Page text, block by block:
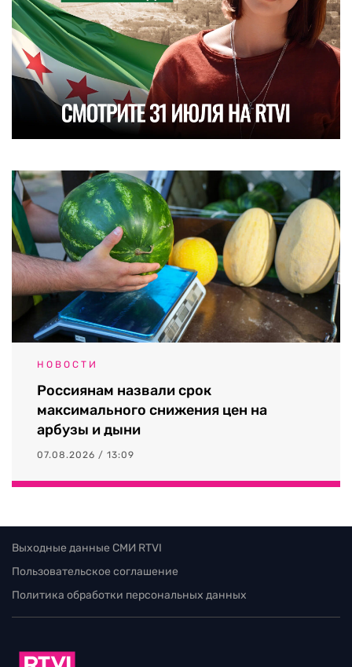
НОВОСТИ
Россиянам назвали срок
максимального снижения цен на
арбузы и дыни
07.08.2026 / 13:09
Выходные данные СМИ RTVI
Пользовательское соглашение
Политика обработки персональных данных